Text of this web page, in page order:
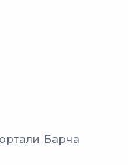
Барча